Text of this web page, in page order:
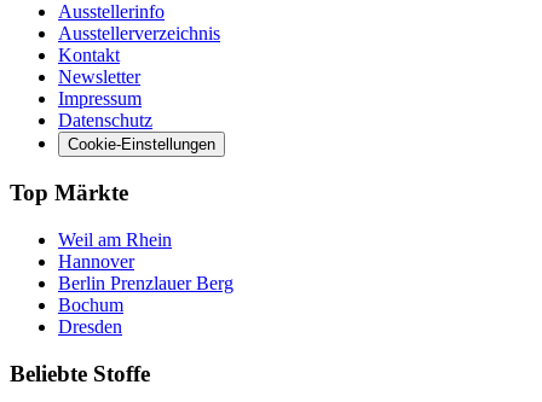
Ausstellerinfo
Ausstellerverzeichnis
Kontakt
Newsletter
Impressum
Datenschutz
Cookie-Einstellungen
Top Märkte
Weil am Rhein
Hannover
Berlin Prenzlauer Berg
Bochum
Dresden
Beliebte Stoffe